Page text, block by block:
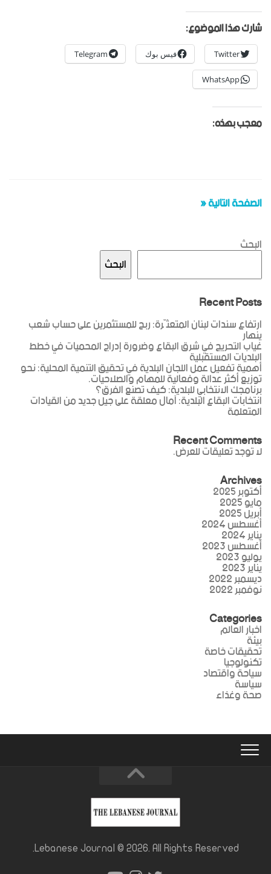
شارك هذا الموضوع:
Twitter فيس بوك Telegram
WhatsApp
معجب بهذه:
الصفحة التالية «
البحث
البحث
Recent Posts
ارتفاع سندات لبنان المتعثّرة: ربح للمستثمرين على حساب شعب
ينهار
غياب التحريج في شرق البقاع وضرورة إدراج المحميات في خطط
البلديات المستقبلية
أهمية تفعيل عمل اللجان البلدية في تحقيق التنمية المحلية: نحو
توزيع أكثر عدالة وفعالية للمهام والصلاحيات.
برنامجك الانتخابي للبلدية: كيف تصنع الفرق؟
انتخابات البقاع البلدية: آمال معلقة على جيل جديد من القيادات
المتعلمة
Recent Comments
لا توجد تعليقات للعرض.
Archives
أكتوبر 2025
مايو 2025
أبريل 2025
أغسطس 2024
يناير 2024
أغسطس 2023
يوليو 2023
يناير 2023
ديسمبر 2022
نوفمبر 2022
Categories
اخبار العالم
بيئة
تحقيقات خاصة
تكنولوجيا
سياحة واقتصاد
سياسة
صحة وغذاء
Lebanese Journal © 2026. All Rights Reserved.